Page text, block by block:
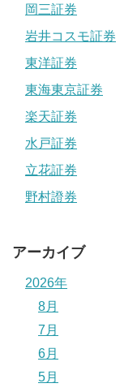
岡三証券
岩井コスモ証券
東洋証券
東海東京証券
楽天証券
水戸証券
立花証券
野村證券
アーカイブ
2026年
8月
7月
6月
5月